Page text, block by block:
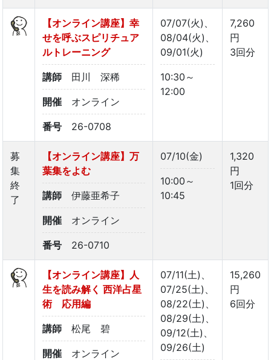
【オンライン講座】幸
せを呼ぶスピリチュア
ルトレーニング
講師 田川 深稀
開催 オンライン
番号 26-0708
07/07(火)、
08/04(火)、
09/01(火)
10:30～
12:00
7,260
円
3回分
募
集
終
了
【オンライン講座】万
葉集をよむ
講師 伊藤亜希子
開催 オンライン
番号 26-0710
07/10(金)
10:00～
10:45
1,320
円
1回分
【オンライン講座】人
生を読み解く 西洋占星
術 応用編
講師 松尾 碧
開催 オンライン
07/11(土)、
07/25(土)、
08/22(土)、
08/29(土)、
09/12(土)、
09/26(土)
15,260
円
6回分